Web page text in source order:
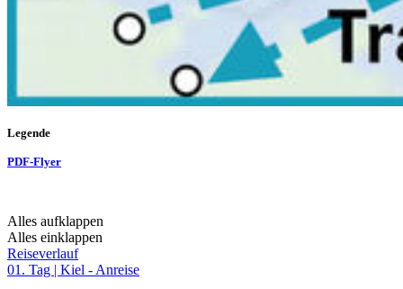
Legende
PDF-Flyer
Alles aufklappen
Alles einklappen
Reiseverlauf
01. Tag | Kiel - Anreise